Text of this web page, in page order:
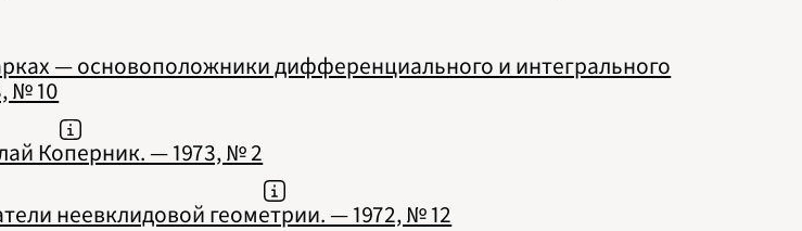
— основоположники дифференциального и интегрального
№ 10
Коперник. — 1973, № 2
неевклидовой геометрии. — 1972, № 12